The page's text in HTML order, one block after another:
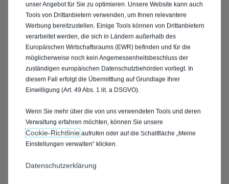
unser Angebot für Sie zu optimieren. Unsere Website kann auch
Tools von Drittanbietern verwenden, um Ihnen relevantere
Werbung bereitzustellen. Einige Tools können von Drittanbietern
verarbeitet werden, die sich in Ländern außerhalb des
Europäischen Wirtschaftsraums (EWR) befinden und für die
möglicherweise noch kein Angemessenheitsbeschluss der
zuständigen europäischen Datenschutzbehörden vorliegt. In
diesem Fall erfolgt die Übermittlung auf Grundlage Ihrer
Einwilligung (Art. 49 Abs. 1 lit. a DSGVO).
Wenn Sie mehr über die von uns verwendeten Tools und deren
Verwaltung erfahren möchten, können Sie unsere
Cookie‑Richtlinieaufrufen oder auf die Schaltfläche „Meine
Einstellungen verwalten“ klicken.
Datenschutzerklärung